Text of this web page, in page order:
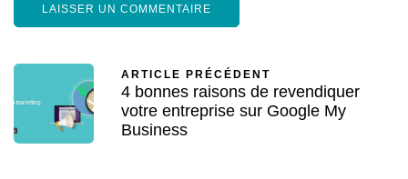
ARTICLE PRÉCÉDENT
4 bonnes raisons de revendiquer
votre entreprise sur Google My
Business